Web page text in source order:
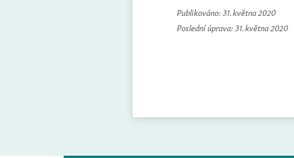
Publikováno: 31. května 2020
Poslední úprava: 31. května 2020